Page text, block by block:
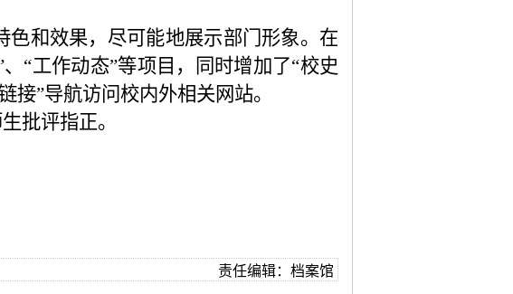
和效果，尽可能地展示部门形象。在
“工作动态”等项目，同时增加了“校史
接”导航访问校内外相关网站。
批评指正。
责任编辑：档案馆